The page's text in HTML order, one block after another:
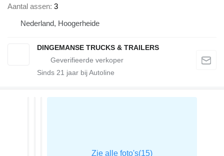
Aantal assen 3
Nederland, Hoogerheide
DINGEMANSE TRUCKS & TRAILERS
Sinds 21 jaar bij Autoline